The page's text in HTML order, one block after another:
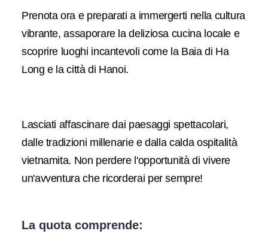
Prenota ora e preparati a immergerti nella cultura
vibrante, assaporare la deliziosa cucina locale e
scoprire luoghi incantevoli come la Baia di Ha
Long e la città di Hanoi.
Lasciati affascinare dai paesaggi spettacolari,
dalle tradizioni millenarie e dalla calda ospitalità
vietnamita. Non perdere l'opportunità di vivere
un'avventura che ricorderai per sempre!
La quota comprende: